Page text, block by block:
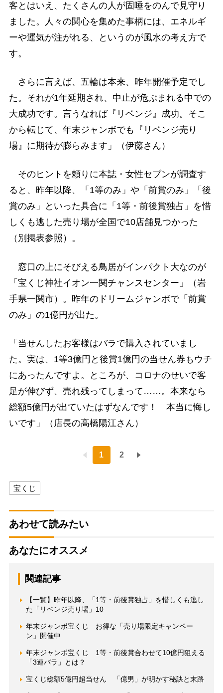
客とはいえ、たくさんの人が固唾をのんで見守り
ました。人々の関心を集めた事柄には、エネルギ
ーや運気が注がれる、というのが風水の考え方で
す。
さらに言えば、五輪は本来、昨年開催予定でし
た。それが1年延期され、中止が危ぶまれる中での
大成功です。言うなれば『リベンジ』成功。そこ
から転じて、年末ジャンボでも『リベンジ売り
場』に期待が膨らみます」（伊藤さん）
そのヒントを頼りに本誌・女性セブンが調査す
ると、昨年以降、「1等のみ」や「前賞のみ」「後
賞のみ」といった具合に「1等・前後賞独占」を惜
しくも逃した売り場が全国で10店舗見つかった
（別掲表参照）。
窓口の上にそびえる鳥居がインパクト大なのが
「宝くじ神社イオン一関チャンスセンター」（岩
手県一関市）。昨年のドリームジャンボで「前賞
のみ」の1億円が出た。
「当せんしたお客様はバラで購入されていまし
た。実は、1等3億円と後賞1億円の当せん券もウチ
にあったんですよ。ところが、コロナのせいで客
足が伸びず、売れ残ってしまって……。本来なら
総額5億円が出ていたはずなんです！ 本当に悔し
いです」（店長の高橋陽江さん）
1 2
宝くじ
あわせて読みたい
あなたにオススメ
関連記事
【一覧】昨年以降、「1等・前後賞独占」を惜しくも逃し
た「リベンジ売り場」10
年末ジャンボ宝くじ お得な「売り場限定キャンペー
ン」開催中
年末ジャンボ宝くじ 1等・前後賞合わせて10億円狙える
「3連バラ」とは？
宝くじ総額5億円超当せん 「億男」が明かす秘訣と末路